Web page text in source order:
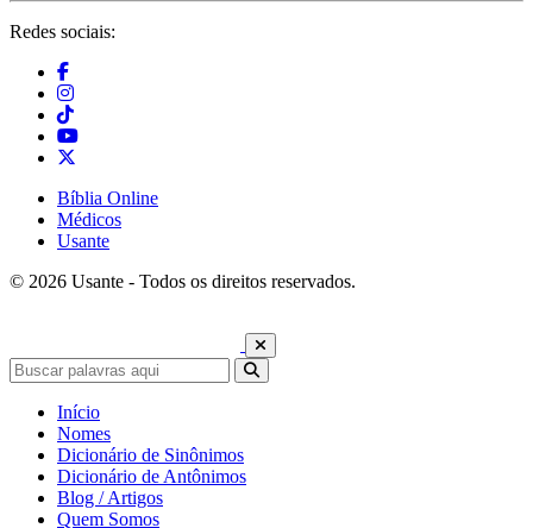
Redes sociais:
Bíblia Online
Médicos
Usante
© 2026 Usante - Todos os direitos reservados.
Início
Nomes
Dicionário de Sinônimos
Dicionário de Antônimos
Blog / Artigos
Quem Somos